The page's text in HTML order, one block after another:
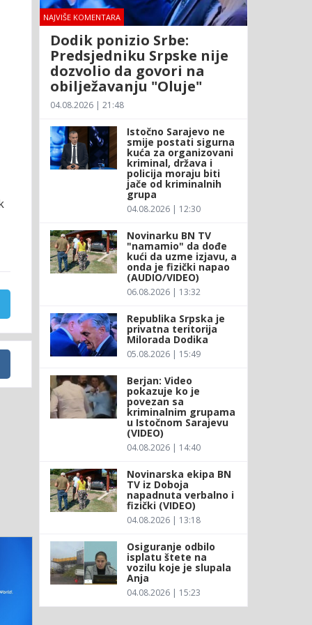
NAJVIŠE KOMENTARA
Dodik ponizio Srbe:
Predsjedniku Srpske nije
dozvolio da govori na
obilježavanju "Oluje"
04.08.2026 | 21:48
Istočno Sarajevo ne
smije postati sigurna
kuća za organizovani
kriminal, država i
policija moraju biti
jače od kriminalnih
grupa
04.08.2026 | 12:30
Novinarku BN TV
"namamio" da dođe
kući da uzme izjavu, a
onda je fizički napao
(AUDIO/VIDEO)
06.08.2026 | 13:32
Republika Srpska je
privatna teritorija
Milorada Dodika
05.08.2026 | 15:49
Berjan: Video
pokazuje ko je
povezan sa
kriminalnim grupama
u Istočnom Sarajevu
(VIDEO)
04.08.2026 | 14:40
Novinarska ekipa BN
TV iz Doboja
napadnuta verbalno i
fizički (VIDEO)
04.08.2026 | 13:18
Osiguranje odbilo
isplatu štete na
vozilu koje je slupala
Anja
04.08.2026 | 15:23